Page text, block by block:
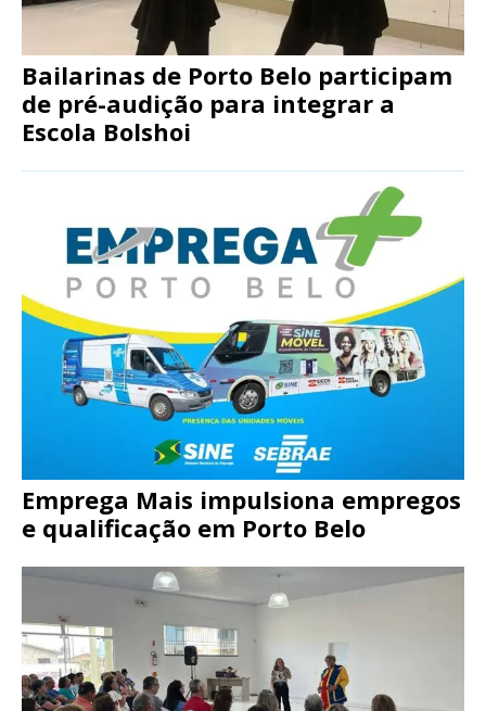
Bailarinas de Porto Belo participam
de pré-audição para integrar a
Escola Bolshoi
Emprega Mais impulsiona empregos
e qualificação em Porto Belo